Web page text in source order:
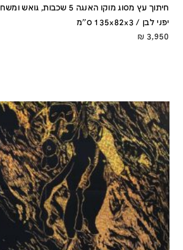
חיתוך עץ מסוג מוקו האנגה 5
יפני לבן / 135x82x3 ס''מ
3,950
₪